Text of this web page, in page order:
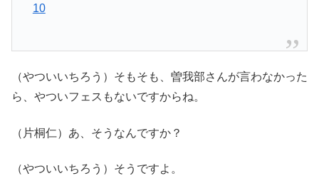
10
（やついいちろう）そもそも、曽我部さんが言わなかった
ら、やついフェスもないですからね。
（片桐仁）あ、そうなんですか？
（やついいちろう）そうですよ。